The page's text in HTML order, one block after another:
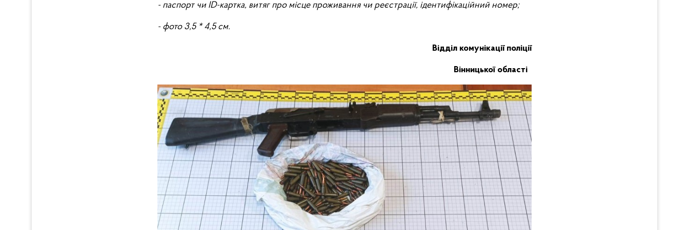
- паспорт чи ID-картка, витяг про місце проживання чи реєстрації, ідентифікаційний номер;
- фото 3,5 * 4,5 см.
Відділ комунікації поліції
Вінницької області